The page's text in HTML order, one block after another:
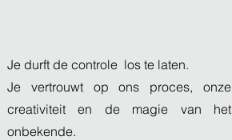
Je durft de controle los te laten.
Je vertrouwt op ons proces, onze
creativiteit en de magie van het
onbekende.